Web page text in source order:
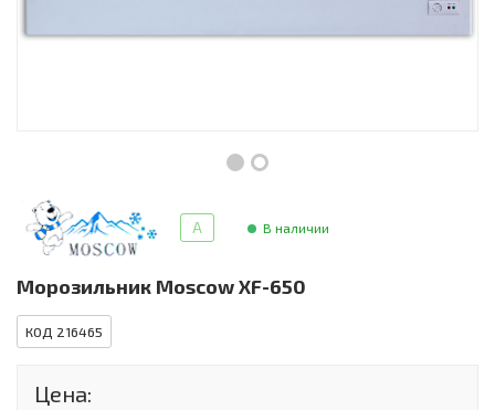
Сантехника A В наличии
Морозильник Moscow XF-650
КОД 216465
Цена: